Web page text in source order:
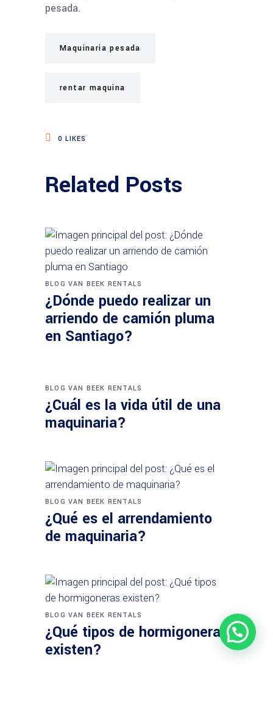
pesada.
Maquinaria pesada
rentar maquina
0 LIKES
Related Posts
BLOG VAN BEEK RENTALS
¿Dónde puedo realizar un
arriendo de camión pluma
en Santiago?
BLOG VAN BEEK RENTALS
¿Cuál es la vida útil de una
maquinaria?
BLOG VAN BEEK RENTALS
¿Qué es el arrendamiento
de maquinaria?
BLOG VAN BEEK RENTALS
¿Qué tipos de hormigoneras
existen?